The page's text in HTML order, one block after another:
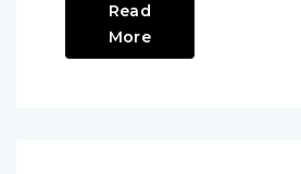
Read
More